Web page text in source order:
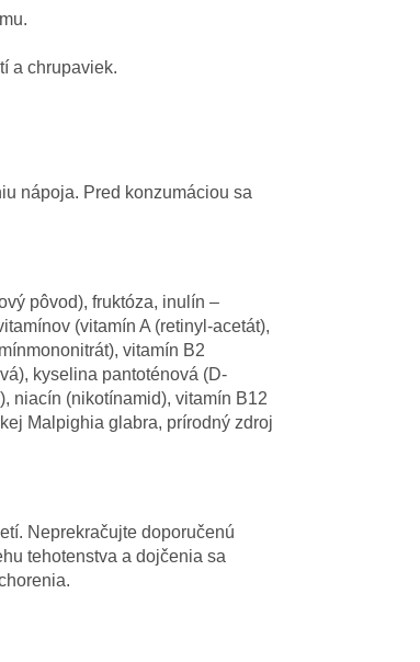
a chrupaviek.
nápoja. Pred konzumáciou sa
pôvod), fruktóza, inulín –
(vitamín A (retinyl-acetát),
vitamín B2
kyselina pantoténová (D-
niacín (nikotínamid), vitamín B12
Malpighia glabra, prírodný zdroj
Neprekračujte doporučenú
tehotenstva a dojčenia sa